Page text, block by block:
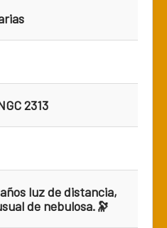
2313
luz de distancia,
de nebulosa.🔭